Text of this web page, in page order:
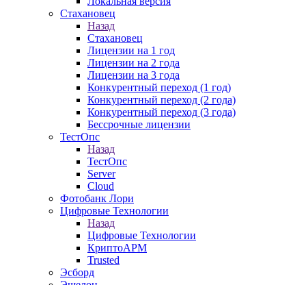
Стахановец
Назад
Стахановец
Лицензии на 1 год
Лицензии на 2 года
Лицензии на 3 года
Конкурентный переход (1 год)
Конкурентный переход (2 года)
Конкурентный переход (3 года)
Бессрочные лицензии
ТестОпс
Назад
ТестОпс
Server
Cloud
Фотобанк Лори
Цифровые Технологии
Назад
Цифровые Технологии
КриптоАРМ
Trusted
Эсборд